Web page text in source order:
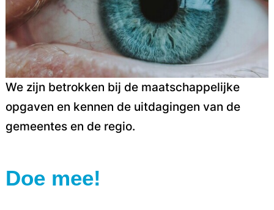
We zijn betrokken bij de maatschappelijke
opgaven en kennen de uitdagingen van de
gemeentes en de regio.
Doe mee!